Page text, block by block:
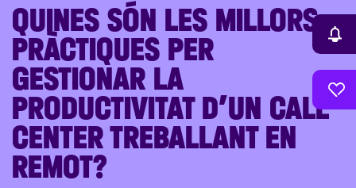
QUINES SÓN LES MILLORS
PRÀCTIQUES PER
GESTIONAR LA
PRODUCTIVITAT D’UN CALL
CENTER TREBALLANT EN
REMOT?